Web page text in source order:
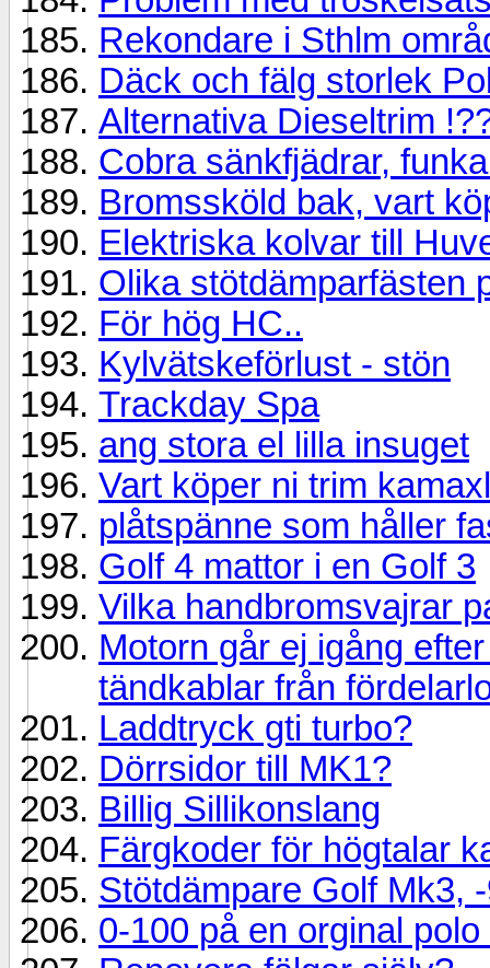
Rekondare i Sthlm
Däck och fälg storlek
Alternativa Dieseltrim
Cobra sänkfjädrar,
Bromssköld bak, vart
Elektriska kolvar till
Olika stötdämparfästen
För hög HC..
Kylvätskeförlust - stön
Trackday Spa
ang stora el lilla insuget
Vart köper ni trim
plåtspänne som håller
Golf 4 mattor i en Golf 3
Vilka handbromsvajrar
Motorn går ej igång
tändkablar från
Laddtryck gti turbo?
Dörrsidor till MK1?
Billig Sillikonslang
Färgkoder för högtalar
Stötdämpare Golf Mk3,
0-100 på en orginal polo